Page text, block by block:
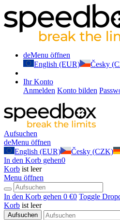
deMenu öffnen
English (EUR)
Česky
Ihr Konto
Anmelden Konto bilden
Aufsuchen
deMenu öffnen
English (EUR)
Česky (CZK)
In den Korb gehen0
Korb ist leer
Menu öffnen
In den Korb gehen 0 €0 Toggle
Korb ist leer
Aufsuchen